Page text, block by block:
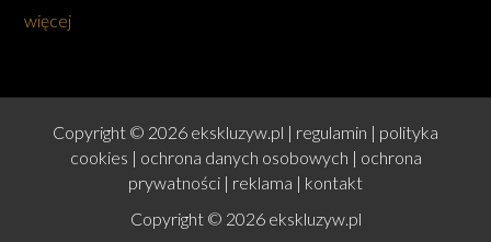
więcej
Copyright © 2026 ekskluzyw.pl | regulamin | polityka
cookies | ochrona danych osobowych | ochrona
prywatności | reklama | kontakt
Copyright © 2026 ekskluzyw.pl